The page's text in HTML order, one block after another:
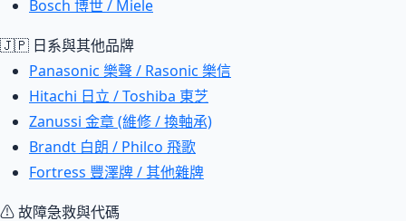
Bosch 博世 / Miele
🇯🇵 日系與其他品牌
Panasonic 樂聲 / Rasonic 樂信
Hitachi 日立 / Toshiba 東芝
Zanussi 金章 (維修 / 換軸承)
Brandt 白朗 / Philco 飛歌
Fortress 豐澤牌 / 其他雜牌
⚠ 故障急救與代碼